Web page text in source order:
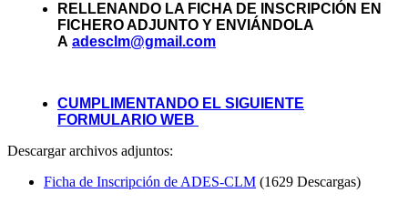
RELLENANDO LA FICHA DE INSCRIPCIÓN EN
FICHERO ADJUNTO Y ENVIÁNDOLA
A adesclm@gmail.com
CUMPLIMENTANDO EL SIGUIENTE
FORMULARIO WEB
Descargar archivos adjuntos:
Ficha de Inscripción de ADES-CLM (1629 Descargas)